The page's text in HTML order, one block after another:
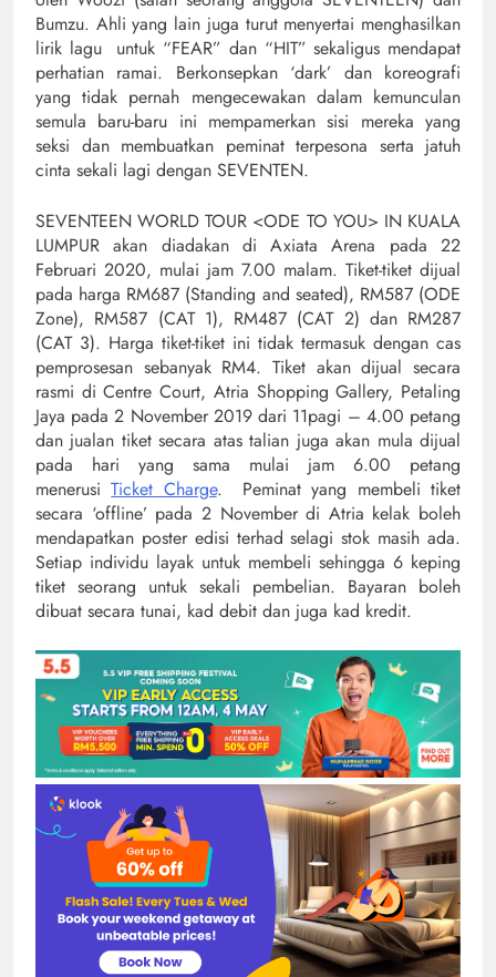
Bumzu. Ahli yang lain juga turut menyertai menghasilkan
lirik lagu untuk “FEAR” dan “HIT” sekaligus mendapat
perhatian ramai. Berkonsepkan ‘dark’ dan koreografi
yang tidak pernah mengecewakan dalam kemunculan
semula baru-baru ini mempamerkan sisi mereka yang
seksi dan membuatkan peminat terpesona serta jatuh
cinta sekali lagi dengan SEVENTEN.
SEVENTEEN WORLD TOUR <ODE TO YOU> IN KUALA
LUMPUR akan diadakan di Axiata Arena pada 22
Februari 2020, mulai jam 7.00 malam. Tiket-tiket dijual
pada harga RM687 (Standing and seated), RM587 (ODE
Zone), RM587 (CAT 1), RM487 (CAT 2) dan RM287
(CAT 3). Harga tiket-tiket ini tidak termasuk dengan cas
pemprosesan sebanyak RM4. Tiket akan dijual secara
rasmi di Centre Court, Atria Shopping Gallery, Petaling
Jaya pada 2 November 2019 dari 11pagi – 4.00 petang
dan jualan tiket secara atas talian juga akan mula dijual
pada hari yang sama mulai jam 6.00 petang
menerusiTicket Charge. Peminat yang membeli tiket
secara ‘offline’ pada 2 November di Atria kelak boleh
mendapatkan poster edisi terhad selagi stok masih ada.
Setiap individu layak untuk membeli sehingga 6 keping
tiket seorang untuk sekali pembelian. Bayaran boleh
dibuat secara tunai, kad debit dan juga kad kredit.